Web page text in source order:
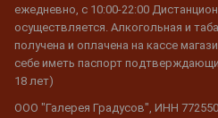
ежедневно, с 10:00-22:00
осуществляется. Алкогольная и
получена и оплачена на кассе
себе иметь паспорт
18 лет)
ООО "Галерея Градусов", ИНН